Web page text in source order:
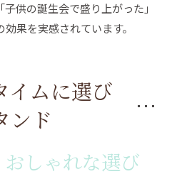
供の誕生会で盛り上がった」
果を実感されています。
イムに選び
ンド
しゃれな選び